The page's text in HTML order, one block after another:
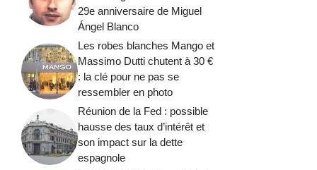
29e anniversaire de Miguel
Ángel Blanco
Les robes blanches Mango et
Massimo Dutti chutent à 30 €
: la clé pour ne pas se
ressembler en photo
Réunion de la Fed : possible
hausse des taux d’intérêt et
son impact sur la dette
espagnole